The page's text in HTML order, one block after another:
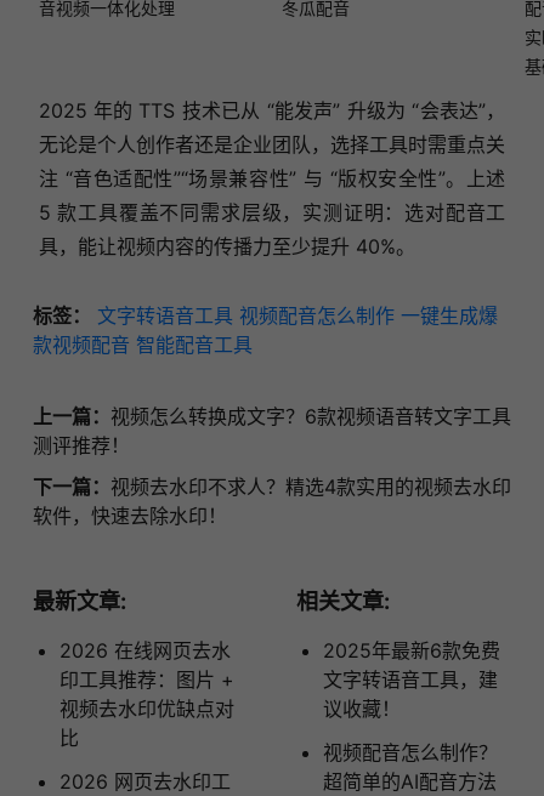
音视频一体化处理
冬瓜配音
2025 年的 TTS 技术已从 “能发声” 升级为 “会表达”，
无论是个人创作者还是企业团队，选择工具时需重点关
注 “音色适配性”“场景兼容性” 与 “版权安全性”。上述
5 款工具覆盖不同需求层级，实测证明：选对配音工
具，能让视频内容的传播力至少提升 40%。
标签： 文字转语音工具 视频配音怎么制作 一键生成爆
款视频配音 智能配音工具
上一篇： 视频怎么转换成文字？6款视频语音转文字工具
测评推荐！
下一篇： 视频去水印不求人？精选4款实用的视频去水印
软件，快速去除水印！
最新文章:
2026 在线网页去水
印工具推荐：图片 +
视频去水印优缺点对
比
2026 网页去水印工
相关文章:
2025年最新6款免费
文字转语音工具，建
议收藏！
视频配音怎么制作？
超简单的AI配音方法